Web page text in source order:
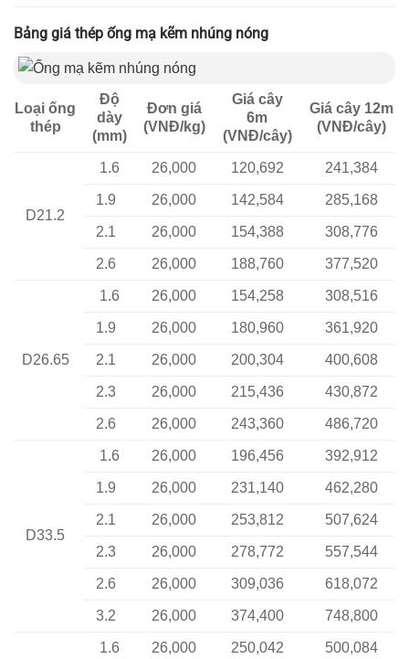
Bảng giá thép ống mạ kẽm nhúng nóng
Loại ống
thép
Độ
dày
(mm)
Đơn giá
(VNĐ/kg)
Giá cây
6m
(VNĐ/cây)
Giá cây 12m
(VNĐ/cây)
D21.2
1.6 26,000 120,692 241,384
1.9 26,000 142,584 285,168
2.1 26,000 154,388 308,776
2.6 26,000 188,760 377,520
D26.65
1.6 26,000 154,258 308,516
1.9 26,000 180,960 361,920
2.1 26,000 200,304 400,608
2.3 26,000 215,436 430,872
2.6 26,000 243,360 486,720
D33.5
1.6 26,000 196,456 392,912
1.9 26,000 231,140 462,280
2.1 26,000 253,812 507,624
2.3 26,000 278,772 557,544
2.6 26,000 309,036 618,072
3.2 26,000 374,400 748,800
1.6 26,000 250,042 500,084